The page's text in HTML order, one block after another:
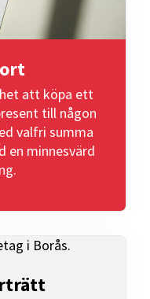
att köpa ett
till någon
valfri summa
en minnesvärd